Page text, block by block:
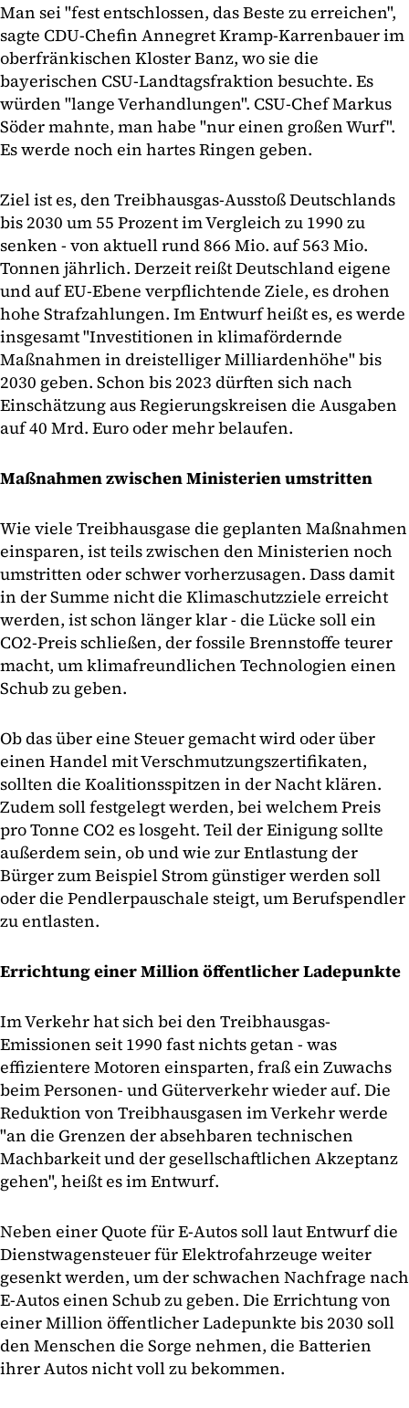
Man sei "fest entschlossen, das Beste zu erreichen",
sagte CDU-Chefin Annegret Kramp-Karrenbauer im
oberfränkischen Kloster Banz, wo sie die
bayerischen CSU-Landtagsfraktion besuchte. Es
würden "lange Verhandlungen". CSU-Chef Markus
Söder mahnte, man habe "nur einen großen Wurf".
Es werde noch ein hartes Ringen geben.
Ziel ist es, den Treibhausgas-Ausstoß Deutschlands
bis 2030 um 55 Prozent im Vergleich zu 1990 zu
senken - von aktuell rund 866 Mio. auf 563 Mio.
Tonnen jährlich. Derzeit reißt Deutschland eigene
und auf EU-Ebene verpflichtende Ziele, es drohen
hohe Strafzahlungen. Im Entwurf heißt es, es werde
insgesamt "Investitionen in klimafördernde
Maßnahmen in dreistelliger Milliardenhöhe" bis
2030 geben. Schon bis 2023 dürften sich nach
Einschätzung aus Regierungskreisen die Ausgaben
auf 40 Mrd. Euro oder mehr belaufen.
Maßnahmen zwischen Ministerien umstritten
Wie viele Treibhausgase die geplanten Maßnahmen
einsparen, ist teils zwischen den Ministerien noch
umstritten oder schwer vorherzusagen. Dass damit
in der Summe nicht die Klimaschutzziele erreicht
werden, ist schon länger klar - die Lücke soll ein
CO2-Preis schließen, der fossile Brennstoffe teurer
macht, um klimafreundlichen Technologien einen
Schub zu geben.
Ob das über eine Steuer gemacht wird oder über
einen Handel mit Verschmutzungszertifikaten,
sollten die Koalitionsspitzen in der Nacht klären.
Zudem soll festgelegt werden, bei welchem Preis
pro Tonne CO2 es losgeht. Teil der Einigung sollte
außerdem sein, ob und wie zur Entlastung der
Bürger zum Beispiel Strom günstiger werden soll
oder die Pendlerpauschale steigt, um Berufspendler
zu entlasten.
Errichtung einer Million öffentlicher Ladepunkte
Im Verkehr hat sich bei den Treibhausgas-
Emissionen seit 1990 fast nichts getan - was
effizientere Motoren einsparten, fraß ein Zuwachs
beim Personen- und Güterverkehr wieder auf. Die
Reduktion von Treibhausgasen im Verkehr werde
"an die Grenzen der absehbaren technischen
Machbarkeit und der gesellschaftlichen Akzeptanz
gehen", heißt es im Entwurf.
Neben einer Quote für E-Autos soll laut Entwurf die
Dienstwagensteuer für Elektrofahrzeuge weiter
gesenkt werden, um der schwachen Nachfrage nach
E-Autos einen Schub zu geben. Die Errichtung von
einer Million öffentlicher Ladepunkte bis 2030 soll
den Menschen die Sorge nehmen, die Batterien
ihrer Autos nicht voll zu bekommen.